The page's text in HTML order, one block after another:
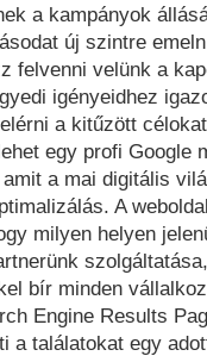
a kampányok
új szintre
felvenni velünk a
igényeidhez
a kitűzött
egy profi Google
a mai digitális
A
milyen helyen
bír minden
Engine Results
a találatokat egy